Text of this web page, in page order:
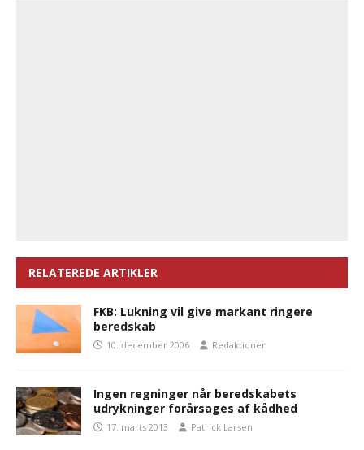
RELATEREDE ARTIKLER
FKB: Lukning vil give markant ringere
beredskab
10. december 2006 Redaktionen
Ingen regninger når beredskabets
udrykninger forårsages af kådhed
17. marts 2013 Patrick Larsen